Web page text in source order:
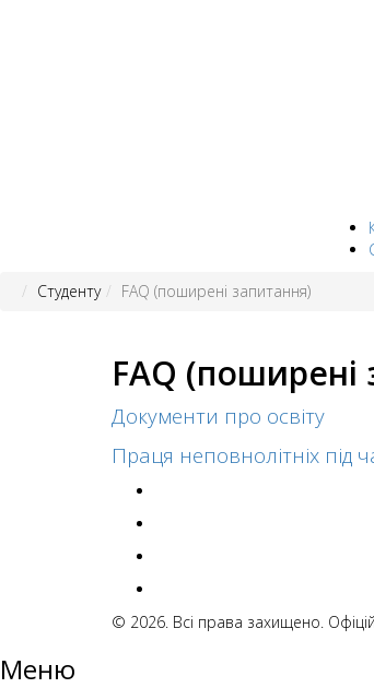
Студенту
FAQ (поширені запитання)
FAQ (поширені
Документи про освіту
Праця неповнолітніх під
© 2026. Всі права захищено.
Меню